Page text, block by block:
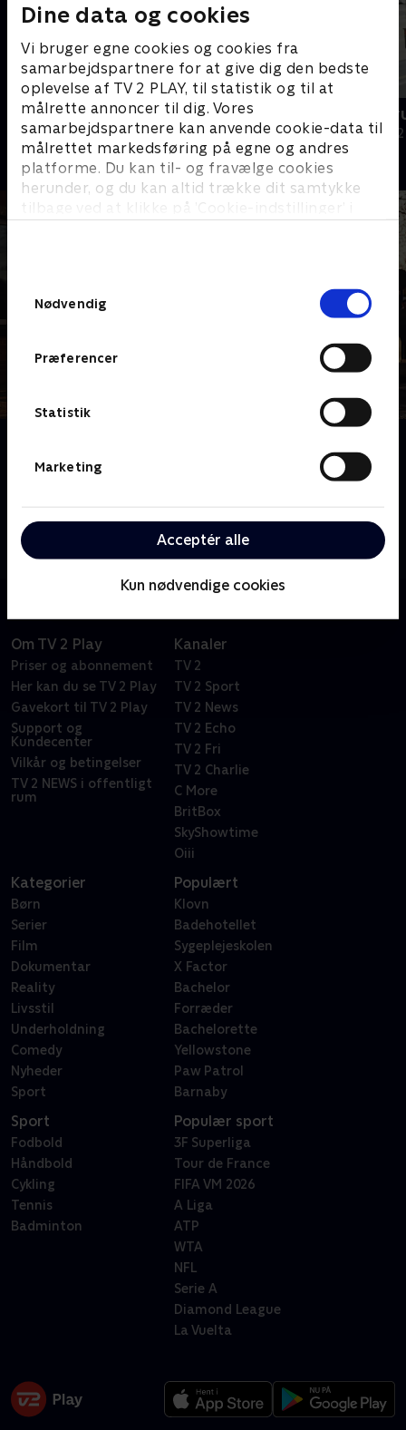
Dine data og cookies
Vi bruger egne cookies og cookies fra
samarbejdspartnere for at give dig den bedste
oplevelse af TV 2 PLAY, til statistik og til at
målrette annoncer til dig. Vores
samarbejdspartnere kan anvende cookie-data til
målrettet markedsføring på egne og andres
platforme. Du kan til- og fravælge cookies
herunder, og du kan altid trække dit samtykke
tilbage ved at klikke på ’Cookie-indstillinger’ i
Nødvendig
Præferencer
Statistik
Marketing
Acceptér alle
Kun nødvendige cookies
Grænsepatruljen Australien
Dokumentar • 4 sæsoner Dokumentar •
Skadestuen St. George, der ligger i det sydvestlige
London, er en af Englands travleste. Her kan du
personalet, trods travlhed og stress, altid formår at
holde hovedet koldt.
Om TV 2 Play
Priser og abonnement
Her kan du se TV 2 Play
Gavekort til TV 2 Play
Support og
Kundecenter
Vilkår og betingelser
TV 2 NEWS i offentligt
rum
Kanaler
TV 2
TV 2 Sport
TV 2 News
TV 2 Echo
TV 2 Fri
TV 2 Charlie
C More
BritBox
SkyShowtime
Oiii
Kategorier
Børn
Serier
Film
Dokumentar
Reality
Livsstil
Underholdning
Comedy
Nyheder
Sport
Populært
Klovn
Badehotellet
Sygeplejeskolen
X Factor
Bachelor
Forræder
Bachelorette
Yellowstone
Paw Patrol
Barnaby
Sport
Fodbold
Håndbold
Cykling
Tennis
Badminton
Populær sport
3F Superliga
Tour de France
FIFA VM 2026
A Liga
ATP
WTA
NFL
Serie A
Diamond League
La Vuelta